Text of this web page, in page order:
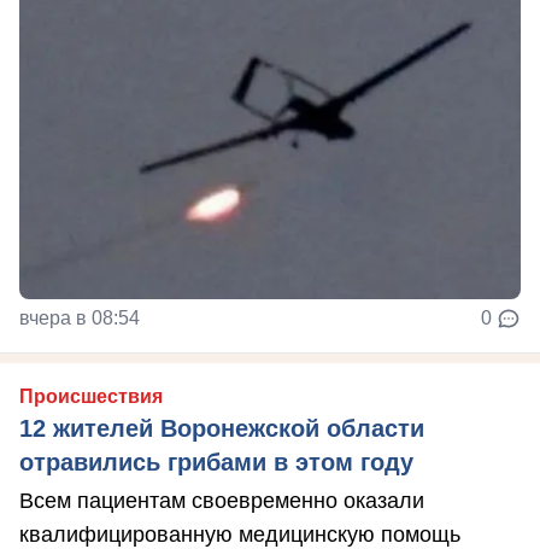
вчера в 08:54 0
Происшествия
12 жителей Воронежской области
отравились грибами в этом году
Всем пациентам своевременно оказали
квалифицированную медицинскую помощь